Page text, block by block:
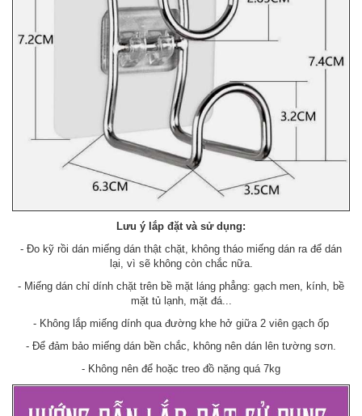
Lưu ý lắp đặt và sử dụng:
- Đo kỹ rồi dán miếng dán thật chặt, không tháo miếng dán ra để dán
lại, vì sẽ không còn chắc nữa.
- Miếng dán chỉ dính chặt trên bề mặt láng phẳng: gạch men, kính, bề
mặt tủ lạnh, mặt đá...
- Không lắp miếng dính qua đường khe hở giữa 2 viên gạch ốp
- Để đảm bảo miếng dán bền chắc, không nên dán lên tường sơn.
- Không nên để hoặc treo đồ nặng quá 7kg